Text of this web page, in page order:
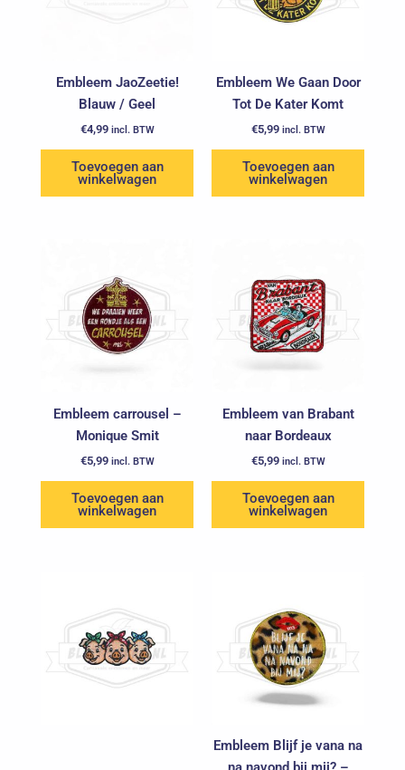
Embleem JaoZeetie!
Blauw / Geel
€4,99 incl. BTW
Toevoegen aan
winkelwagen
Embleem We Gaan Door
Tot De Kater Komt
€5,99 incl. BTW
Toevoegen aan
winkelwagen
Embleem carrousel –
Monique Smit
€5,99 incl. BTW
Toevoegen aan
winkelwagen
Embleem van Brabant
naar Bordeaux
€5,99 incl. BTW
Toevoegen aan
winkelwagen
Embleem Blijf je vana na